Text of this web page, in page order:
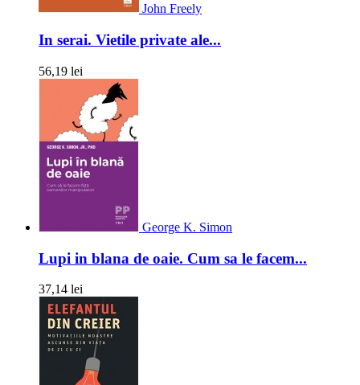
John Freely
In serai. Vietile private ale...
56,19 lei
George K. Simon
Lupi in blana de oaie. Cum sa le facem...
37,14 lei